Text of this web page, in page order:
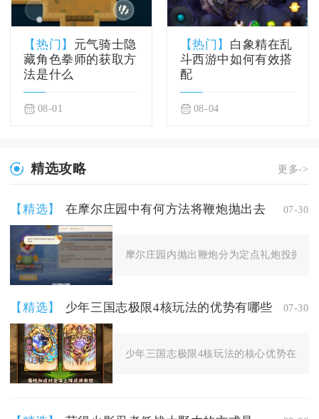
【热门】 元气骑士隐
藏角色拳师的获取方
法是什么
08-01
【热门】 白象精在乱
斗西游中如何有效搭
配
08-04
精选攻略 更多->
【精选】 在摩尔庄园中有何方法将鞭炮抛出去 07-30
摩尔庄园内抛出鞭炮分为定点礼炮投掷、
【精选】 少年三国志极限4核玩法的优势有哪些 07-30
少年三国志极限4核玩法的核心优势在于